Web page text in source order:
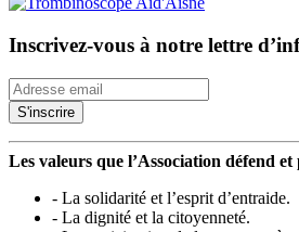
Inscrivez-vous à notre lettre
Les valeurs que l’Association défend
- La solidarité et l’esprit d’entraide.
- La dignité et la citoyenneté.